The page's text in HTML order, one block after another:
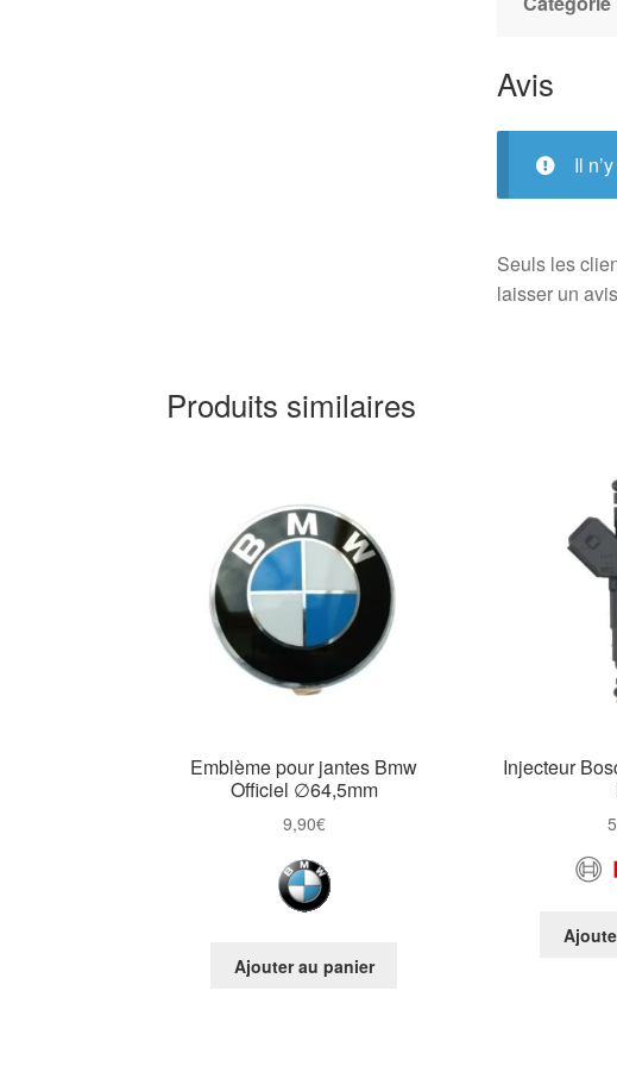
Avis
Il
Seuls les
laisser un
Produits similaires
Emblème pour jantes Bmw
Officiel ∅64,5mm
9,90€
Ajouter au panier
Injecteur